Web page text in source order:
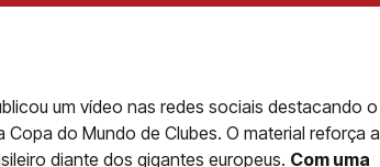
um vídeo nas redes sociais destacando o
do Mundo de Clubes. O material reforça a
diante dos gigantes europeus. Com uma